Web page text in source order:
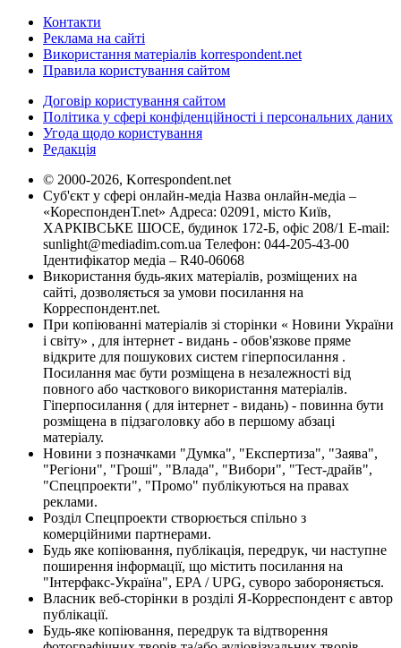
Контакти
Реклама на сайті
Використання матеріалів korrespondent.net
Правила користування сайтом
Договір користування сайтом
Політика у сфері конфіденційності і персональних даних
Угода щодо користування
Редакція
© 2000-2026, Korrespondent.net
Суб'єкт у сфері онлайн-медіа Назва онлайн-медіа –
«КореспонденТ.net» Адреса: 02091, місто Київ,
ХАРКІВСЬКЕ ШОСЕ, будинок 172-Б, офіс 208/1 E-mail:
sunlight@mediadim.com.ua Телефон: 044-205-43-00
Ідентифікатор медіа – R40-06068
Використання будь-яких матеріалів, розміщених на
сайті, дозволяється за умови посилання на
Корреспондент.net.
При копіюванні матеріалів зі сторінки « Новини України
і світу» , для інтернет - видань - обов'язкове пряме
відкрите для пошукових систем гіперпосилання .
Посилання має бути розміщена в незалежності від
повного або часткового використання матеріалів.
Гіперпосилання ( для інтернет - видань) - повинна бути
розміщена в підзаголовку або в першому абзаці
матеріалу.
Новини з позначками "Думка", "Експертиза", "Заява",
"Регіони", "Гроші", "Влада", "Вибори", "Тест-драйв",
"Спецпроекти", "Промо" публікуються на правах
реклами.
Розділ Спецпроекти створюється спільно з
комерційними партнерами.
Будь яке копіювання, публікація, передрук, чи наступне
поширення інформації, що містить посилання на
"Інтерфакс-Україна", EPA / UPG, суворо забороняється.
Власник веб-сторінки в розділі Я-Корреспондент є автор
публікації.
Будь-яке копіювання, передрук та відтворення